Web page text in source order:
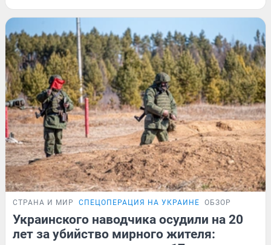
СТРАНА И МИР СПЕЦОПЕРАЦИЯ НА УКРАИНЕ ОБЗОР
Украинского наводчика осудили на 20
лет за убийство мирного жителя: